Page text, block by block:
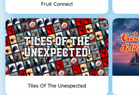
Fruit Connect
Tiles Of The Unexpected